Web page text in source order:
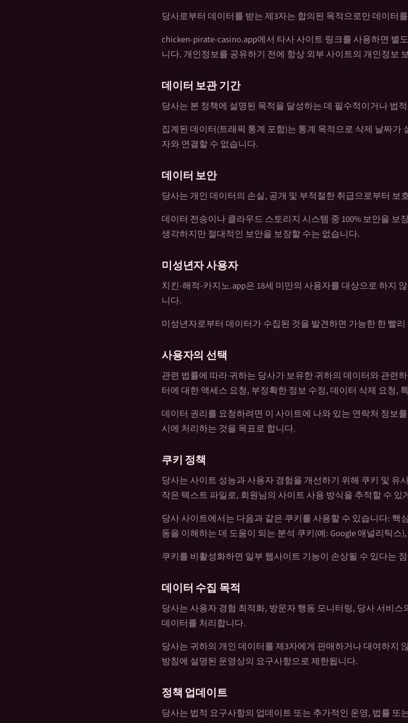
당사로부터 데이터를 받는 제3자는 합의된 목적으로만 데이터
chicken-pirate-casino.app에서 타사 사이트 링크를 사용하면
니다. 개인정보를 공유하기 전에 항상 외부 사이트의 개인정보
데이터 보관 기간
당사는 본 정책에 설명된 목적을 달성하는 데 필수적이거나 법
집계된 데이터(트래픽 통계 포함)는 통계 목적으로 삭제 날짜
자와 연결할 수 없습니다.
데이터 보안
당사는 개인 데이터의 손실, 공개 및 부적절한 취급으로부터 보
데이터 전송이나 클라우드 스토리지 시스템 중 100% 보안을
생각하지만 절대적인 보안을 보장할 수는 없습니다.
미성년자 사용자
치킨-해적-카지노.app은 18세 미만의 사용자를 대상으로 하지
니다.
미성년자로부터 데이터가 수집된 것을 발견하면 가능한 한 빨
사용자의 선택
관련 법률에 따라 귀하는 당사가 보유한 귀하의 데이터와 관련
터에 대한 액세스 요청, 부정확한 정보 수정, 데이터 삭제 요청,
데이터 권리를 요청하려면 이 사이트에 나와 있는 연락처 정보
시에 처리하는 것을 목표로 합니다.
쿠키 정책
당사는 사이트 성능과 사용자 경험을 개선하기 위해 쿠키 및
작은 텍스트 파일로, 회원님의 사이트 사용 방식을 추적할 수 있
당사 사이트에서는 다음과 같은 쿠키를 사용할 수 있습니다:
동을 이해하는 데 도움이 되는 분석 쿠키(예: Google 애널리틱
쿠키를 비활성화하면 일부 웹사이트 기능이 손상될 수 있다는
데이터 수집 목적
당사는 사용자 경험 최적화, 방문자 행동 모니터링, 당사 서비
데이터를 처리합니다.
당사는 귀하의 개인 데이터를 제3자에게 판매하거나 대여하지
방침에 설명된 운영상의 요구사항으로 제한됩니다.
정책 업데이트
당사는 법적 요구사항의 업데이트 또는 추가적인 운영, 법률